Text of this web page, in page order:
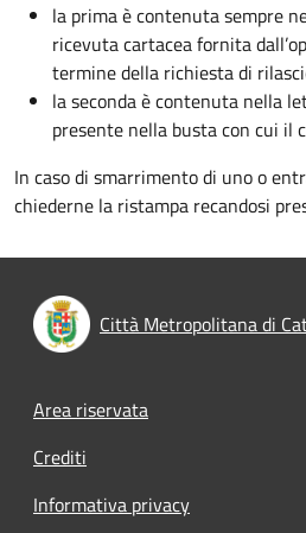
la prima è contenuta sempre
ricevuta cartacea fornita
termine della richiesta di
la seconda è contenuta nella
presente nella busta con cui il
In caso di smarrimento di uno o
chiederne la ristampa recandosi
Città Metropolitana di
Footer menu
Area riservata
Crediti
Informativa privacy